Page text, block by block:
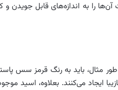
را به اندازه‌های قابل جویدن
مثال، باید به رنگ قرمز سس پاستا
ایجاد می‌کنند. بعلاوه، اسید